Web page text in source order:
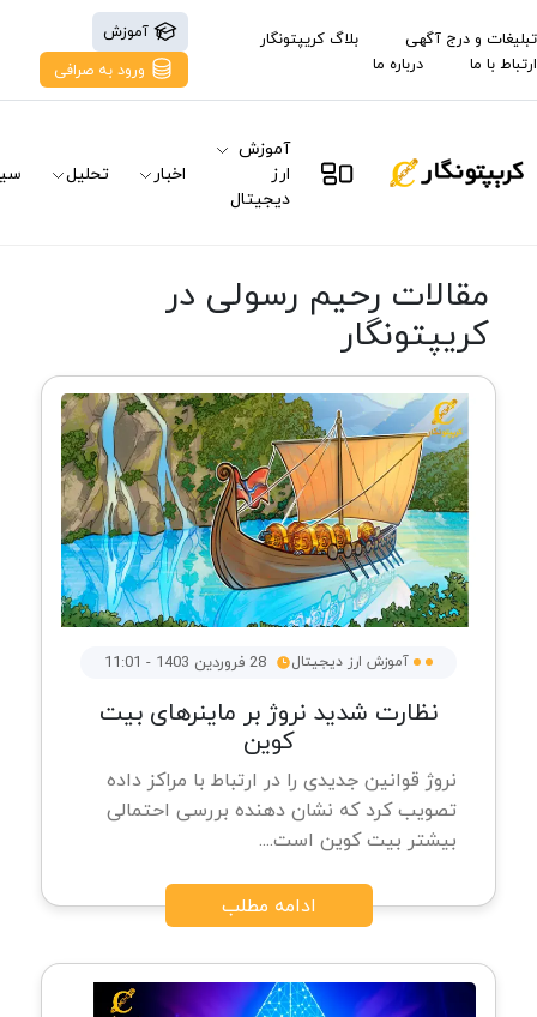
تبلیغات و درج آگهی
بلاگ کریپتونگار
ارتباط با ما
درباره ما
آموزش
ورود به صرافی
آموزش
ارز
دیجیتال
اخبار تحلیل
مقالات رحیم رسولی در
کریپتونگار
آموزش ارز دیجیتال
نظارت شدید نروژ بر ماینرهای بیت
کوین
نروژ قوانین جدیدی را در ارتباط با مراکز داده
تصویب کرد که نشان دهنده بررسی احتمالی
بیشتر بیت کوین است....
ادامه مطلب